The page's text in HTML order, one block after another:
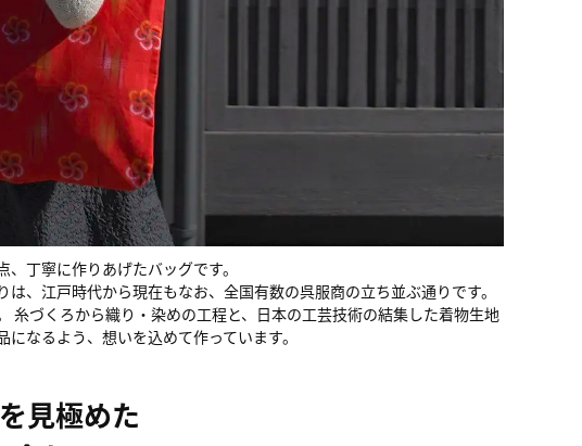
丁寧に作りあげたバッグです。
、江戸時代から現在もなお、全国有数の呉服商の立ち並ぶ通りです。
づくろから織り・染めの工程と、日本の工芸技術の結集した着物生地
なるよう、想いを込めて作っています。
見極めた